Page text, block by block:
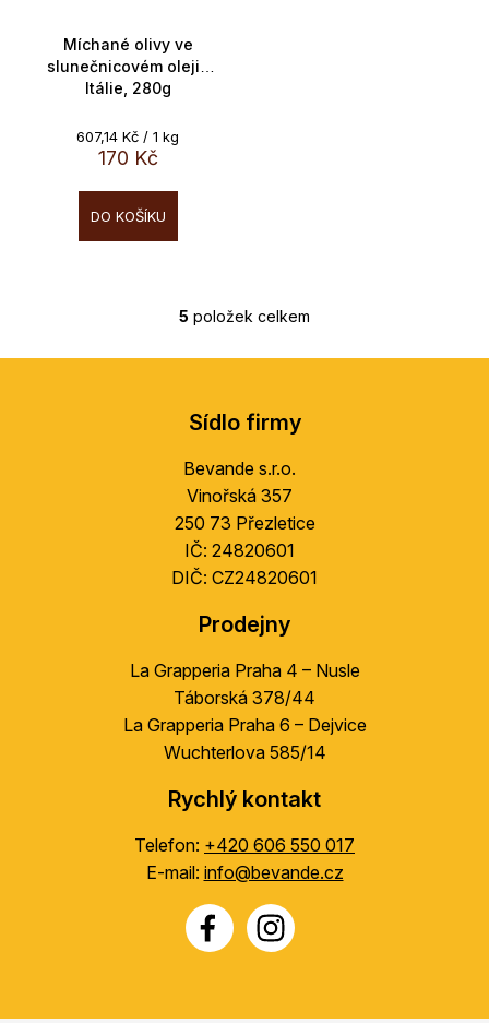
Míchané olivy ve
slunečnicovém oleji ,
Itálie, 280g
170 Kč
Měrná
cena:
607,14 Kč / 1 kg
DO KOŠÍKU
O
d
c
í
p
r
v
k
y
v
ý
p
i
s
u
5 položek celkem
Sídlo firmy
Bevande s.r.o.
Vinořská 357
250 73 Přezletice
IČ: 24820601
DIČ: CZ24820601
Prodejny
La Grapperia Praha 4 – Nusle
Táborská 378/44
La Grapperia Praha 6 – Dejvice
Wuchterlova 585/14
Rychlý kontakt
Telefon: +420 606 550 017
E-mail: info@bevande.cz